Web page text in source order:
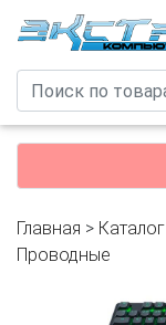
Главная > Каталог
Проводные